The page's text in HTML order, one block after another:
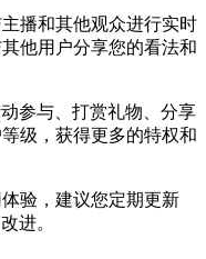
播和其他观众进行实时
他用户分享您的看法和
参与、打赏礼物、分享
级，获得更多的特权和
验，建议您定期更新
进。